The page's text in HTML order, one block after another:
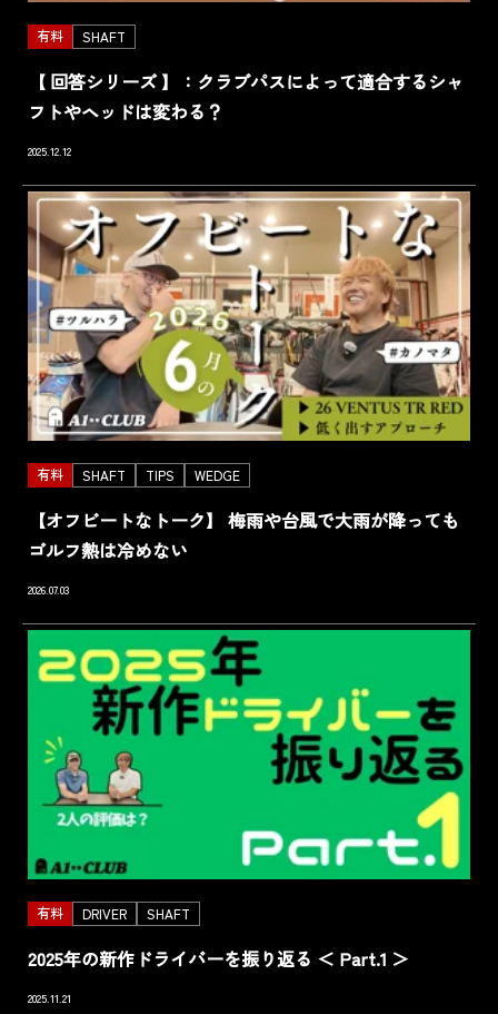
有料 SHAFT
【 回答シリーズ 】：クラブパスによって適合するシャ
フトやヘッドは変わる？
2025.12.12
有料 SHAFT TIPS WEDGE
【オフビートなトーク】 梅雨や台風で大雨が降っても
ゴルフ熱は冷めない
2026.07.03
有料 DRIVER SHAFT
2025年の新作ドライバーを振り返る ＜ Part.1 ＞
2025.11.21